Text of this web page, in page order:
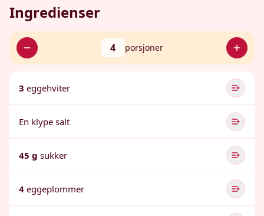
Ingredienser
4 porsjoner
3 eggehviter
En klype salt
45 g sukker
4 eggeplommer